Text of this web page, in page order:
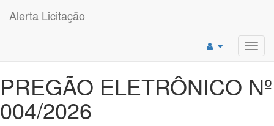
Alerta Licitação
PREGÃO ELETRÔNICO Nº
004/2026